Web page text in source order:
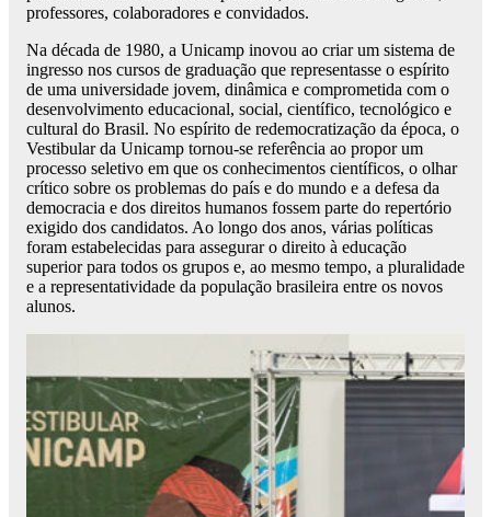
professores, colaboradores e convidados.
Na década de 1980, a Unicamp inovou ao criar um sistema de
ingresso nos cursos de graduação que representasse o espírito
de uma universidade jovem, dinâmica e comprometida com o
desenvolvimento educacional, social, científico, tecnológico e
cultural do Brasil. No espírito de redemocratização da época, o
Vestibular da Unicamp tornou-se referência ao propor um
processo seletivo em que os conhecimentos científicos, o olhar
crítico sobre os problemas do país e do mundo e a defesa da
democracia e dos direitos humanos fossem parte do repertório
exigido dos candidatos. Ao longo dos anos, várias políticas
foram estabelecidas para assegurar o direito à educação
superior para todos os grupos e, ao mesmo tempo, a pluralidade
e a representatividade da população brasileira entre os novos
alunos.